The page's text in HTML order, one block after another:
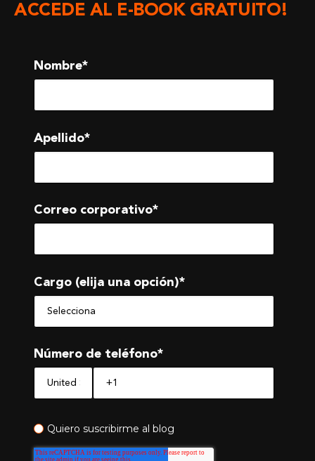
ACCEDE AL E-BOOK GRATUITO!
Nombre*
Apellido*
Correo corporativo*
Cargo (elija una opción)*
Número de teléfono*
Quiero suscribirme al blog